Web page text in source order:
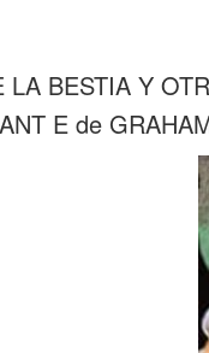
LA BESTIA Y
E de